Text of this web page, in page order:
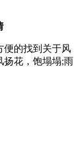
便的找到关于风
扬花，饱塌塌;雨